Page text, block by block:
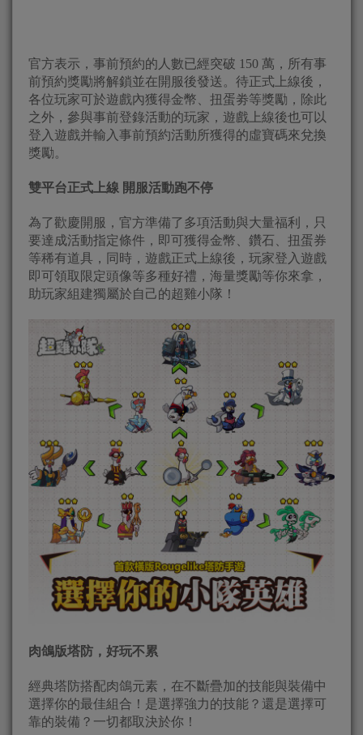
官方表示，事前預約的人數已經突破 150 萬，所有事
前預約獎勵將解鎖並在開服後發送。待正式上線後，
各位玩家可於遊戲內獲得金幣、扭蛋劵等獎勵，除此
之外，參與事前登錄活動的玩家，遊戲上線後也可以
登入遊戲并輸入事前預約活動所獲得的虛寶碼來兌換
獎勵。
雙平台正式上線 開服活動跑不停
為了歡慶開服，官方準備了多項活動與大量福利，只
要達成活動指定條件，即可獲得金幣、鑽石、扭蛋券
等稀有道具，同時，遊戲正式上線後，玩家登入遊戲
即可領取限定頭像等多種好禮，海量獎勵等你來拿，
助玩家組建獨屬於自己的超雞小隊！
肉鴿版塔防，好玩不累
經典塔防搭配肉鴿元素，在不斷疊加的技能與裝備中
選擇你的最佳組合！是選擇強力的技能？還是選擇可
靠的裝備？一切都取決於你！